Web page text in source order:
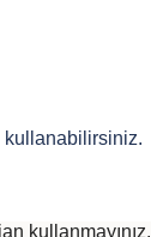
kullanmayınız.